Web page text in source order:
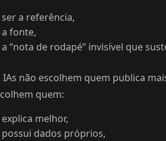
ser a referência,
a fonte,
a “nota de rodapé” invisível que
IAs não escolhem quem publica
quem:
explica melhor,
possui dados próprios,